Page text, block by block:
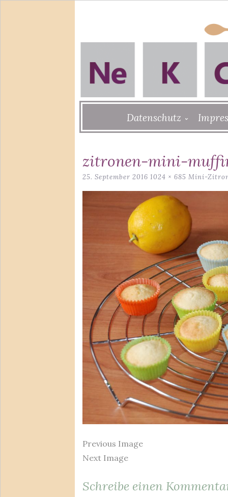
to
Datenschutz
zitronen-mini-
25. September 2016 1024 × 685 Mini-
Previous Image
Next Image
Schreibe einen